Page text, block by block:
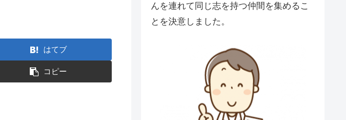
はてブ
コピー
んを連れて同じ志を持つ仲間を集めるこ
とを決意しました。